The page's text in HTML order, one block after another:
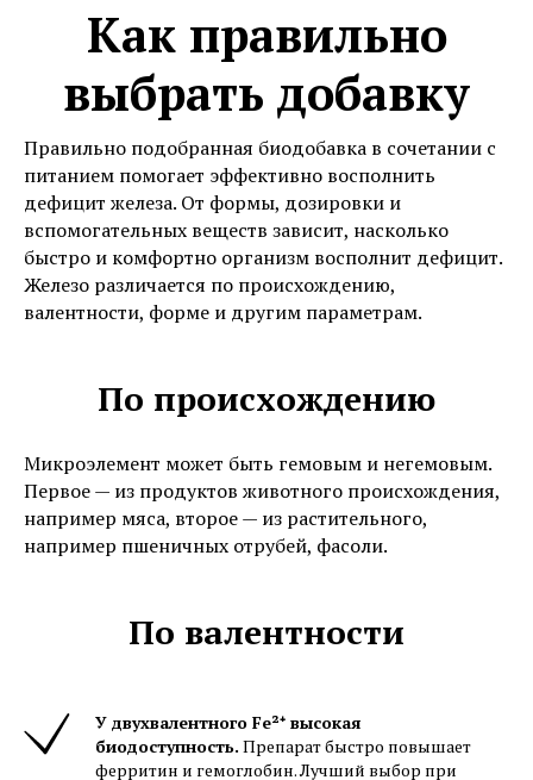
Как правильно
выбрать добавку
Правильно подобранная биодобавка в сочетании с
питанием помогает эффективно восполнить
дефицит железа. От формы, дозировки и
вспомогательных веществ зависит, насколько
быстро и комфортно организм восполнит дефицит.
Железо различается по происхождению,
валентности, форме и другим параметрам.
По происхождению
Микроэлемент может быть гемовым и негемовым.
Первое — из продуктов животного происхождения,
например мяса, второе — из растительного,
например пшеничных отрубей, фасоли.
По валентности
У двухвалентного Fe²⁺ высокая
биодоступность. Препарат быстро повышает
ферритин и гемоглобин. Лучший выбор при